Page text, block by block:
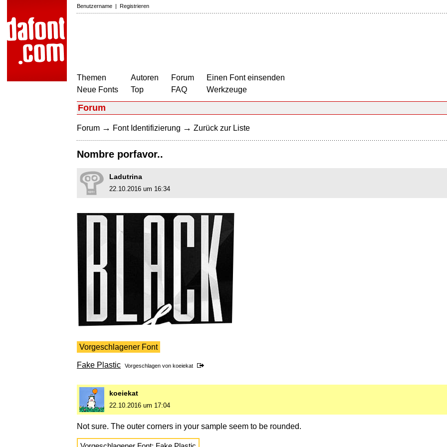
Benutzername | Registrieren
Themen
Neue Fonts
Autoren
Top
Forum
FAQ
Einen Font einsenden
Werkzeuge
Forum
Forum → Font Identifizierung → Zurück zur Liste
Nombre porfavor..
Ladutrina
22.10.2016 um 16:34
Vorgeschlagener Font
Fake Plastic Vorgeschlagen von koeiekat
koeiekat
22.10.2016 um 17:04
Not sure. The outer corners in your sample seem to be rounded.